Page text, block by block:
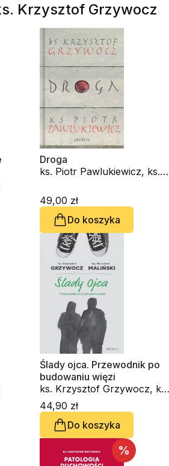
Krzysztof Grzywocz
Droga
ks. Piotr Pawlukiewicz, ks.
49,00 zł
Do koszyka
Ślady ojca. Przewodnik po
budowaniu więzi
ks. Krzysztof Grzywocz, ks.
Mirosław Maliński
44,90 zł
Do koszyka
%